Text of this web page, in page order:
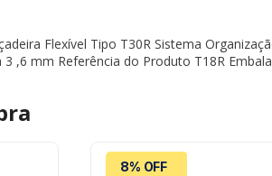
Flexível Tipo T30R Sistema
,6 mm Referência do Produto T18R
8% OFF